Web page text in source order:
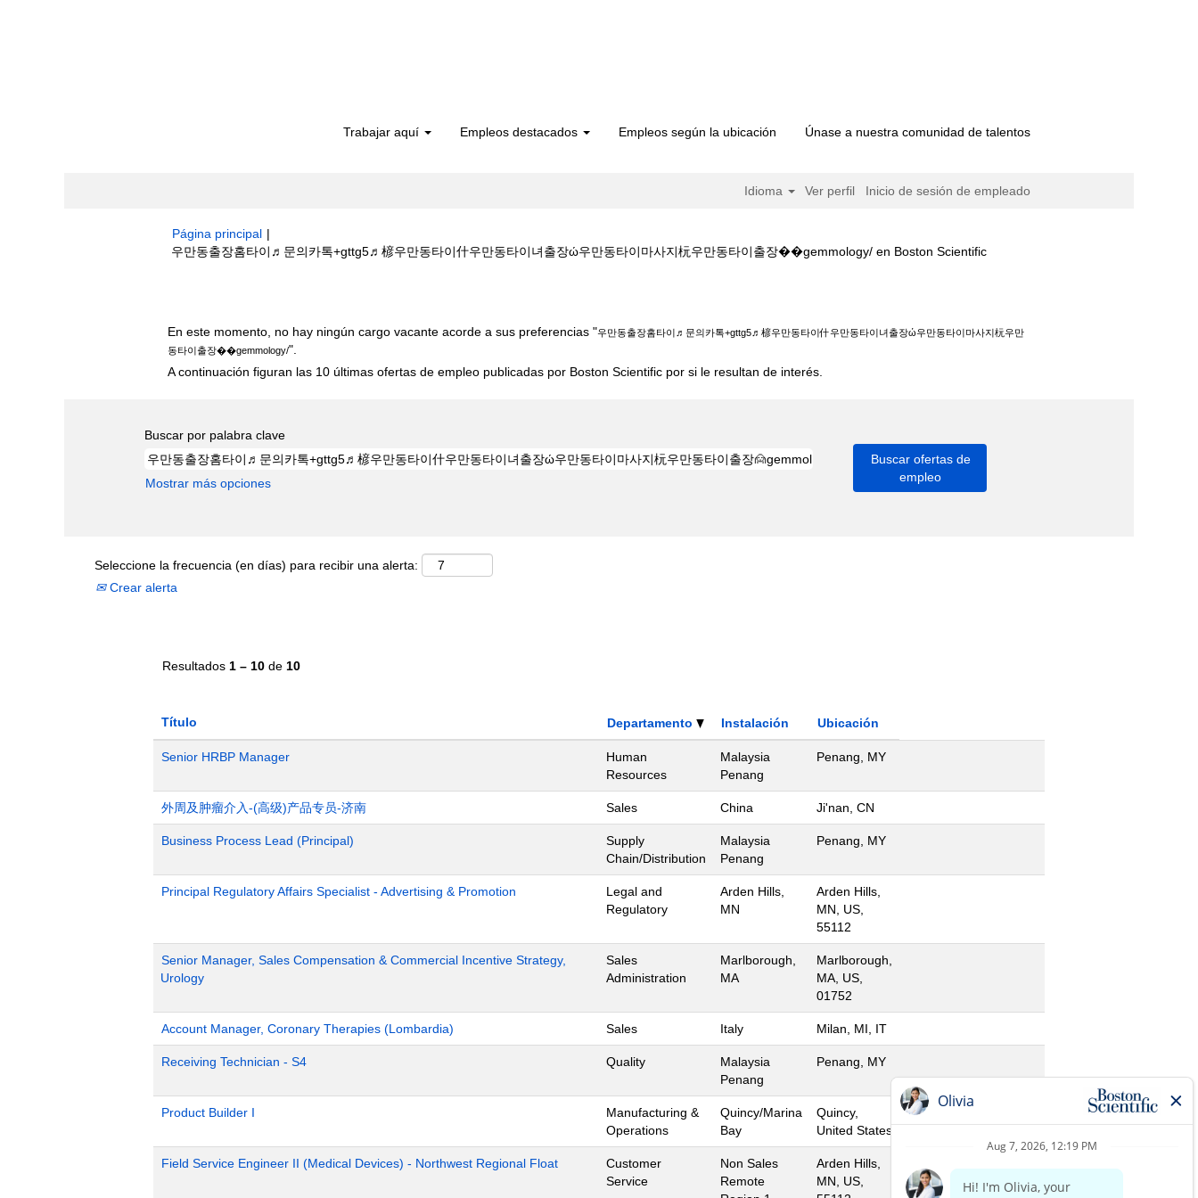
Trabajar aquí Empleos destacados Empleos según la ubicación Únase a nuestra comunidad de talentos
Idioma Ver perfil Inicio de sesión de empleado
Página principal |
우만동출장홈타이♬문의카톡+gttg5♬楌우만동타이什우만동타이녀출장ώ우만동타이마사지杬우만동타이출장��gemmology/ en Boston Scientific(página
En este momento, no hay ningún cargo vacante acorde a sus preferencias "우만동출장홈타이♬문의카톡+gttg5♬楌우만동타이什우만동타이녀출장ώ우만동타이마사지杬우만
동타이출장��gemmology/".
A continuación figuran las 10 últimas ofertas de empleo publicadas por Boston Scientific por si le resultan de interés.
Buscar por palabra clave
Mostrar más opciones
Seleccione la frecuencia (en días) para recibir una alerta:
Crear alerta
Resultados 1 – 10 de 10
Título Departamento Instalación Ubicación
Senior HRBP Manager
Human
Resources
Malaysia
Penang
Penang, MY
外周及肿瘤介入-(高级)产品专员-济南 Sales China Ji'nan, CN
Business Process Lead (Principal)
Supply
Chain/Distribution
Malaysia
Penang
Penang, MY
Principal Regulatory Affairs Specialist - Advertising & Promotion
Legal and
Regulatory
Arden Hills,
MN
Arden Hills,
MN, US,
55112
Senior Manager, Sales Compensation & Commercial Incentive Strategy,
Urology
Sales
Administration
Marlborough,
MA
Marlborough,
MA, US,
01752
Account Manager, Coronary Therapies (Lombardia) Sales Italy Milan, MI, IT
Receiving Technician - S4 Quality
Malaysia
Penang
Penang, MY
Product Builder I
Manufacturing &
Operations
Quincy/Marina
Bay
Quincy,
United States
Field Service Engineer II (Medical Devices) - Northwest Regional Float
Customer
Service
Non Sales
Remote
Arden Hills,
MN, US,